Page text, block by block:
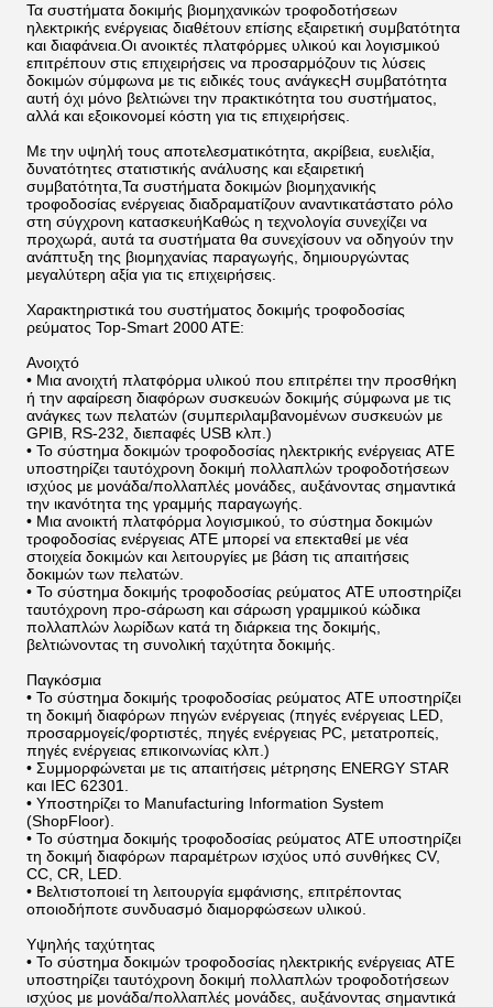
Τα συστήματα δοκιμής βιομηχανικών τροφοδοτήσεων
ηλεκτρικής ενέργειας διαθέτουν επίσης εξαιρετική συμβατότητα
και διαφάνεια.Οι ανοικτές πλατφόρμες υλικού και λογισμικού
επιτρέπουν στις επιχειρήσεις να προσαρμόζουν τις λύσεις
δοκιμών σύμφωνα με τις ειδικές τους ανάγκεςΗ συμβατότητα
αυτή όχι μόνο βελτιώνει την πρακτικότητα του συστήματος,
αλλά και εξοικονομεί κόστη για τις επιχειρήσεις.
Με την υψηλή τους αποτελεσματικότητα, ακρίβεια, ευελιξία,
δυνατότητες στατιστικής ανάλυσης και εξαιρετική
συμβατότητα,Τα συστήματα δοκιμών βιομηχανικής
τροφοδοσίας ενέργειας διαδραματίζουν αναντικατάστατο ρόλο
στη σύγχρονη κατασκευήΚαθώς η τεχνολογία συνεχίζει να
προχωρά, αυτά τα συστήματα θα συνεχίσουν να οδηγούν την
ανάπτυξη της βιομηχανίας παραγωγής, δημιουργώντας
μεγαλύτερη αξία για τις επιχειρήσεις.
Χαρακτηριστικά του συστήματος δοκιμής τροφοδοσίας
ρεύματος Top-Smart 2000 ATE:
Ανοιχτό
• Μια ανοιχτή πλατφόρμα υλικού που επιτρέπει την προσθήκη
ή την αφαίρεση διαφόρων συσκευών δοκιμής σύμφωνα με τις
ανάγκες των πελατών (συμπεριλαμβανομένων συσκευών με
GPIB, RS-232, διεπαφές USB κλπ.)
• Το σύστημα δοκιμών τροφοδοσίας ηλεκτρικής ενέργειας ATE
υποστηρίζει ταυτόχρονη δοκιμή πολλαπλών τροφοδοτήσεων
ισχύος με μονάδα/πολλαπλές μονάδες, αυξάνοντας σημαντικά
την ικανότητα της γραμμής παραγωγής.
• Μια ανοικτή πλατφόρμα λογισμικού, το σύστημα δοκιμών
τροφοδοσίας ενέργειας ATE μπορεί να επεκταθεί με νέα
στοιχεία δοκιμών και λειτουργίες με βάση τις απαιτήσεις
δοκιμών των πελατών.
• Το σύστημα δοκιμής τροφοδοσίας ρεύματος ATE υποστηρίζει
ταυτόχρονη προ-σάρωση και σάρωση γραμμικού κώδικα
πολλαπλών λωρίδων κατά τη διάρκεια της δοκιμής,
βελτιώνοντας τη συνολική ταχύτητα δοκιμής.
Παγκόσμια
• Το σύστημα δοκιμής τροφοδοσίας ρεύματος ATE υποστηρίζει
τη δοκιμή διαφόρων πηγών ενέργειας (πηγές ενέργειας LED,
προσαρμογείς/φορτιστές, πηγές ενέργειας PC, μετατροπείς,
πηγές ενέργειας επικοινωνίας κλπ.)
• Συμμορφώνεται με τις απαιτήσεις μέτρησης ENERGY STAR
και IEC 62301.
• Υποστηρίζει το Manufacturing Information System
(ShopFloor).
• Το σύστημα δοκιμής τροφοδοσίας ρεύματος ATE υποστηρίζει
τη δοκιμή διαφόρων παραμέτρων ισχύος υπό συνθήκες CV,
CC, CR, LED.
• Βελτιστοποιεί τη λειτουργία εμφάνισης, επιτρέποντας
οποιοδήποτε συνδυασμό διαμορφώσεων υλικού.
Υψηλής ταχύτητας
• Το σύστημα δοκιμών τροφοδοσίας ηλεκτρικής ενέργειας ATE
υποστηρίζει ταυτόχρονη δοκιμή πολλαπλών τροφοδοτήσεων
ισχύος με μονάδα/πολλαπλές μονάδες, αυξάνοντας σημαντικά